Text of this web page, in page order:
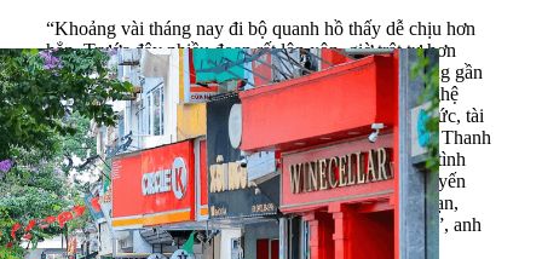
“Khoảng vài tháng nay đi bộ quanh hồ thấy dễ chịu hơn
hẳn. Trước đây nhiều đoạn rất lộn xộn, giờ trật tự hơn
nhiều”, ông Nguyễn Văn Hùng, một người dân sống gần
khu vực Hàng Đào chia sẻ. Không ít tài xế công nghệ
cũng bắt đầu cảm nhận thay đổi. Anh Trần Minh Đức, tài
xế xe công nghệ hoạt động tại khu vực Cầu Giấy – Thanh
Xuân cho biết áp lực giao thông vẫn rất lớn nhưng tình
trạng dừng đỗ tùy tiện và đi ngược chiều ở nhiều tuyến
phố đã giảm hơn trước. “Chưa thể nói là hết hỗn loạn,
nhưng cảm giác giao thông đang dần có trật tự hơn”, anh
Đức nói.